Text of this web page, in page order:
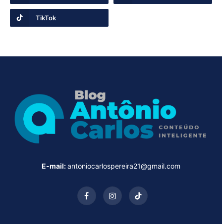
TikTok
E-mail:antoniocarlospereira21@gmail.com
FacebookInstagramTikTok